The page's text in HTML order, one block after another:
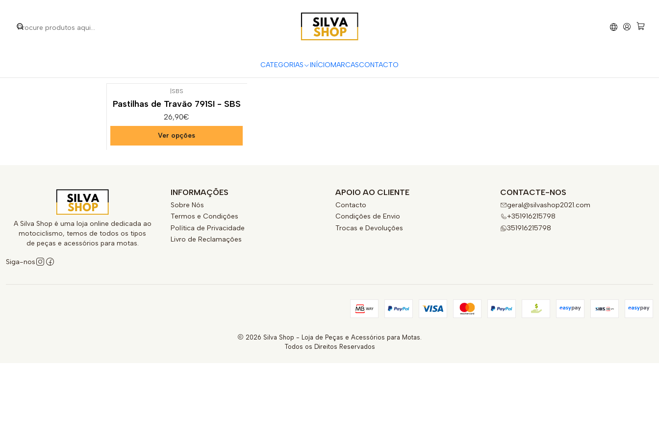
CATEGORIAS INÍCIOMARCASCONTACTO
XC 300 TPI
SBS
Pastilhas de Travão 791SI - SBS
26,90€
Ver opções
A Silva Shop é uma loja online dedicada ao
motociclismo, temos de todos os tipos
de peças e acessórios para motas.
Siga-nos
INFORMAÇÕES
Sobre Nós
Termos e Condições
Política de Privacidade
Livro de Reclamações
APOIO AO CLIENTE
Contacto
Condições de Envio
Trocas e Devoluções
CONTACTE-NOS
geral@silvashop2021.com
+351916215798
351916215798
2026 Silva Shop - Loja de Peças e Acessórios para Motas.
Todos os Direitos Reservados